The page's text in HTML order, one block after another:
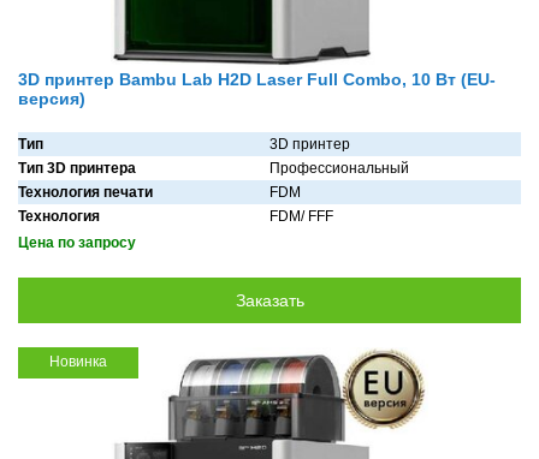
3D принтер Bambu Lab H2D Laser Full Combo, 10 Вт (EU-
версия)
Тип
3D принтер
Тип 3D принтера
Профессиональный
Технология печати
FDM
Технология
FDM/ FFF
Цена по запросу
Новинка